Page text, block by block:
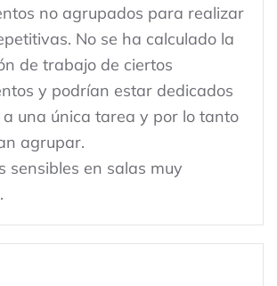
no agrupados para realizar
No se ha calculado la
de trabajo de ciertos
y podrían estar dedicados
una única tarea y por lo tanto
agrupar.
sensibles en salas muy